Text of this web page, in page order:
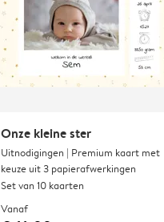
Onze kleine ster
Uitnodigingen | Premium kaart met
keuze uit 3 papierafwerkingen
Set van 10 kaarten
Vanaf